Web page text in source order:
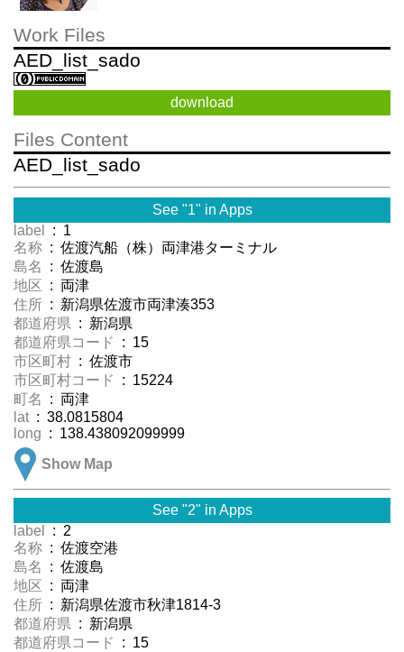
Work Files
AED_list_sado
download
Files Content
AED_list_sado
See "1" in Apps
label
: 1
名称 : 佐渡汽船（株）両津港ターミナル
島名
: 佐渡島
地区 : 両津
住所 : 新潟県佐渡市両津湊353
都道府県 : 新潟県
都道府県コード
: 15
市区町村 : 佐渡市
市区町村コード
: 15224
町名
: 両津
lat : 38.0815804
long : 138.438092099999
Show Map
See "2" in Apps
label
: 2
名称 : 佐渡空港
島名
: 佐渡島
地区 : 両津
住所 : 新潟県佐渡市秋津1814-3
都道府県 : 新潟県
都道府県コード
: 15